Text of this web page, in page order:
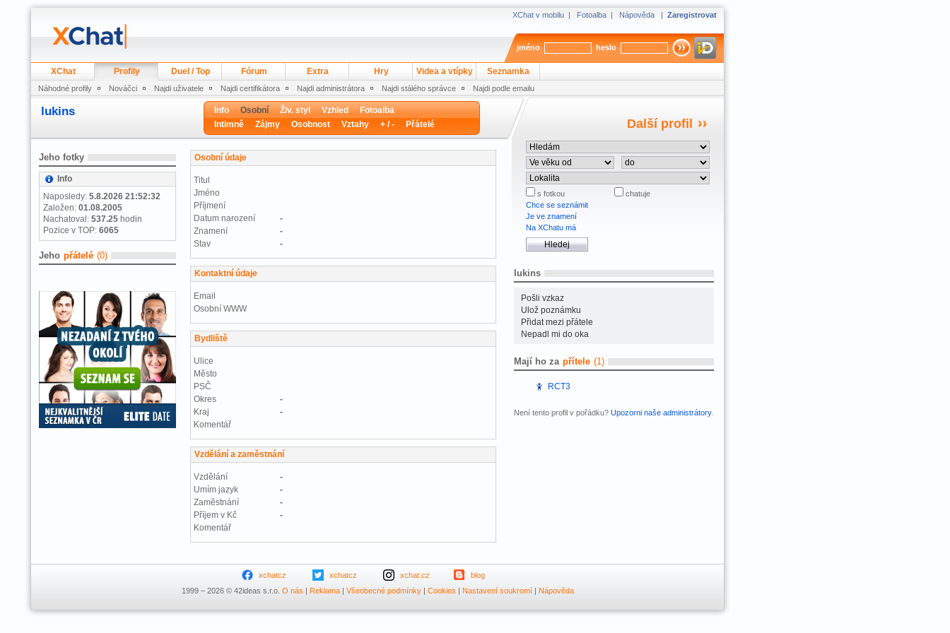
XChat v mobilu | Fotoalba | Nápověda | Zaregistrovat
jméno heslo
XChat Profily Duel / Top Fórum Extra Hry Videa a vtípky Seznamka
Náhodné profily Nováčci Najdi uživatele Najdi certifikátora Najdi administrátora Najdi stálého správce Najdi podle emailu
lukins Info Osobní Živ. styl Vzhled
Fotoalba
Intimně
Zájmy Osobnost Vztahy + / - Přátelé Další profil
Jeho fotky
Info
Naposledy: 5.8.2026 21:52:32
Založen: 01.08.2005
Nachatoval: 537.25 hodin
Pozice v TOP: 6065
Jeho přátelé (0)
Osobní údaje
Titul
Jméno
Příjmení
Datum narození
-
Znamení
-
Stav
-
Kontaktní údaje
Email
Osobní WWW
Bydliště
Ulice
Město
PSČ
Okres
-
Kraj
-
Komentář
Vzdělání a zaměstnání
Vzdělání
-
Umím jazyk
-
Zaměstnání
-
Příjem v Kč
-
Komentář
s fotkou
chatuje
Chce se seznámit
Je ve znamení
Na XChatu má
lukins
Pošli vzkaz
Ulož poznámku
Přidat mezi přátele
Nepadl mi do oka
Mají ho za přítele (1)
RCT3
Není tento profil v pořádku? Upozorni naše administrátory.
xchatcz xchatcz xchat.cz
blog
1999 – 2026 © 42ideas s.r.o. O nás | Reklama| Všeobecné podmínky| Cookies | Nastavení soukromí| Nápověda